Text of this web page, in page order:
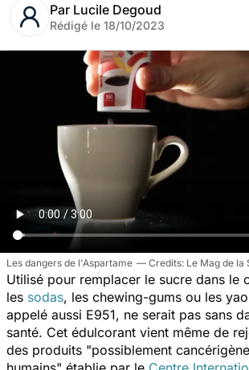
Par Lucile Degoud
Rédigé le 18/10/2023
Les dangers de l'Aspartame Le Mag de la
Utilisé pour remplacer le sucre dans le
les sodas, les chewing-gums ou les
appelé aussi E951, ne serait pas sans
santé. Cet édulcorant vient même de
des produits "possiblement